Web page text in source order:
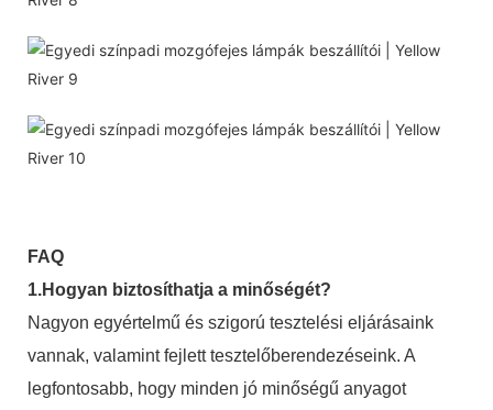
FAQ
1.Hogyan biztosíthatja a minőségét?
Nagyon egyértelmű és szigorú tesztelési eljárásaink
vannak, valamint fejlett tesztelőberendezéseink. A
legfontosabb, hogy minden jó minőségű anyagot